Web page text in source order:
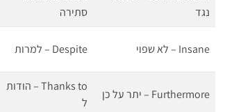
נגד
סתירה
Insane – לא שפוי Despite – למרות
Furthermore – יתר על כן
Thanks to – הודות
ל